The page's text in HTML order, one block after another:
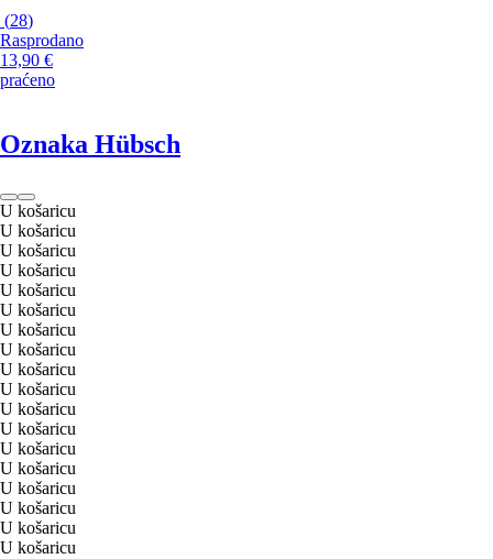
(28)
Rasprodano
13,90 €
praćeno
Oznaka Hübsch
U košaricu
U košaricu
U košaricu
U košaricu
U košaricu
U košaricu
U košaricu
U košaricu
U košaricu
U košaricu
U košaricu
U košaricu
U košaricu
U košaricu
U košaricu
U košaricu
U košaricu
U košaricu